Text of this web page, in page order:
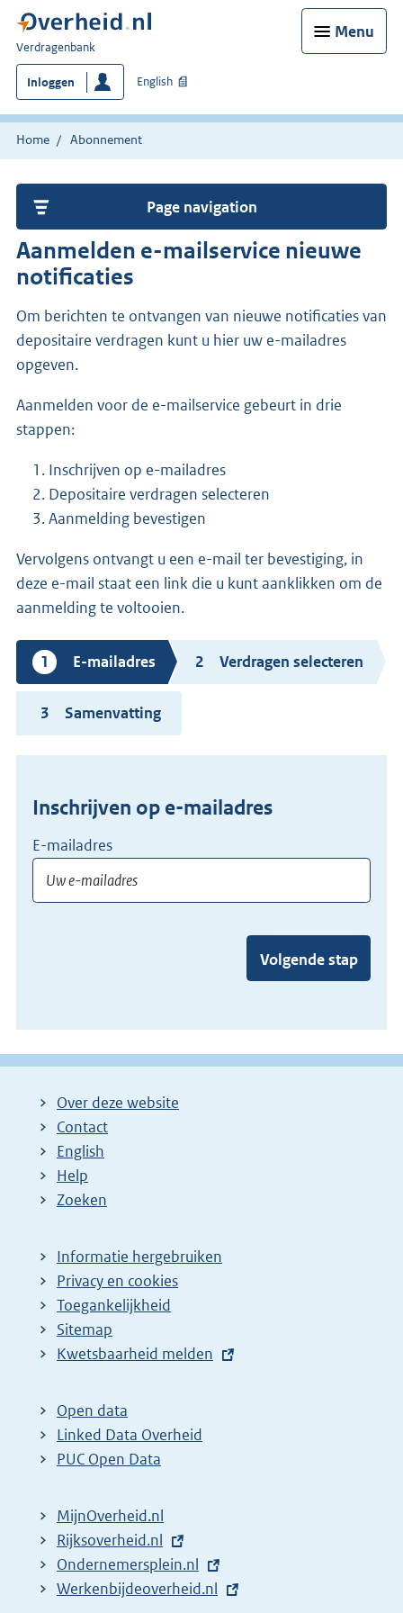
Menu
U
bent
hier:
Verdragenbank
Inloggen English
Home Abonnement
Page navigation
Aanmelden e-mailservice nieuwe
notificaties
Om berichten te ontvangen van nieuwe notificaties van
depositaire verdragen kunt u hier uw e-mailadres
opgeven.
Aanmelden voor de e-mailservice gebeurt in drie
stappen:
Inschrijven op e-mailadres
Depositaire verdragen selecteren
Aanmelding bevestigen
Vervolgens ontvangt u een e-mail ter bevestiging, in
deze e-mail staat een link die u kunt aanklikken om de
aanmelding te voltooien.
Huidige
stap
E-mailadres Verdragen selecteren
Samenvatting
Inschrijven op e-mailadres
E-mailadres
Volgende stap
Over deze website
Contact
English
Help
Zoeken
Informatie hergebruiken
Privacy en cookies
Toegankelijkheid
Sitemap
E
t
e
r
l
i
n
k
Kwetsbaarheid melden
Open data
Linked Data Overheid
PUC Open Data
MijnOverheid.nl
E
x
t
Rijksoverheid.nl
e
x
E
x
Ondernemersplein.nl
e
E
Werkenbijdeoverheid.nl